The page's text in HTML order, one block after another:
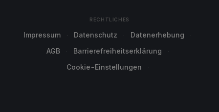
RECHTLICHES
Impressum Datenschutz
Datenerhebung
AGB
Barrierefreiheitserklärung
Cookie-Einstellungen